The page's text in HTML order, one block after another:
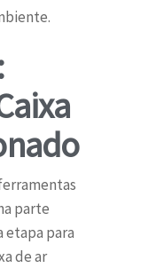
parte
etapa para
de ar